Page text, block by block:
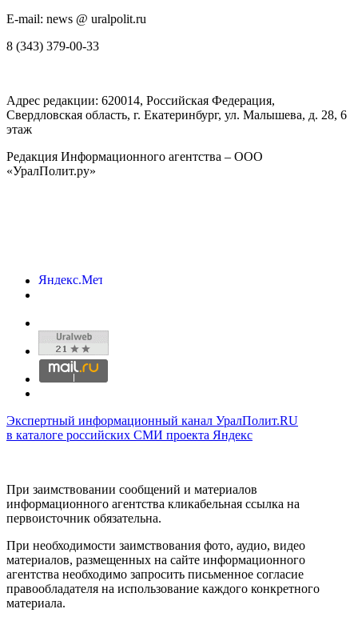
E-mail: news @ uralpolit.ru
8 (343) 379-00-33
Адрес редакции: 620014, Российская Федерация,
Свердловская область, г. Екатеринбург, ул. Малышева, д. 28, 6
этаж
Редакция Информационного агентства – ООО
«УралПолит.ру»
Экспертный информационный канал УралПолит.RU
в каталоге российских СМИ проекта Яндекс
При заимствовании сообщений и материалов
информационного агентства кликабельная ссылка на
первоисточник обязательна.
При необходимости заимствования фото, аудио, видео
материалов, размещенных на сайте информационного
агентства необходимо запросить письменное согласие
правообладателя на использование каждого конкретного
материала.